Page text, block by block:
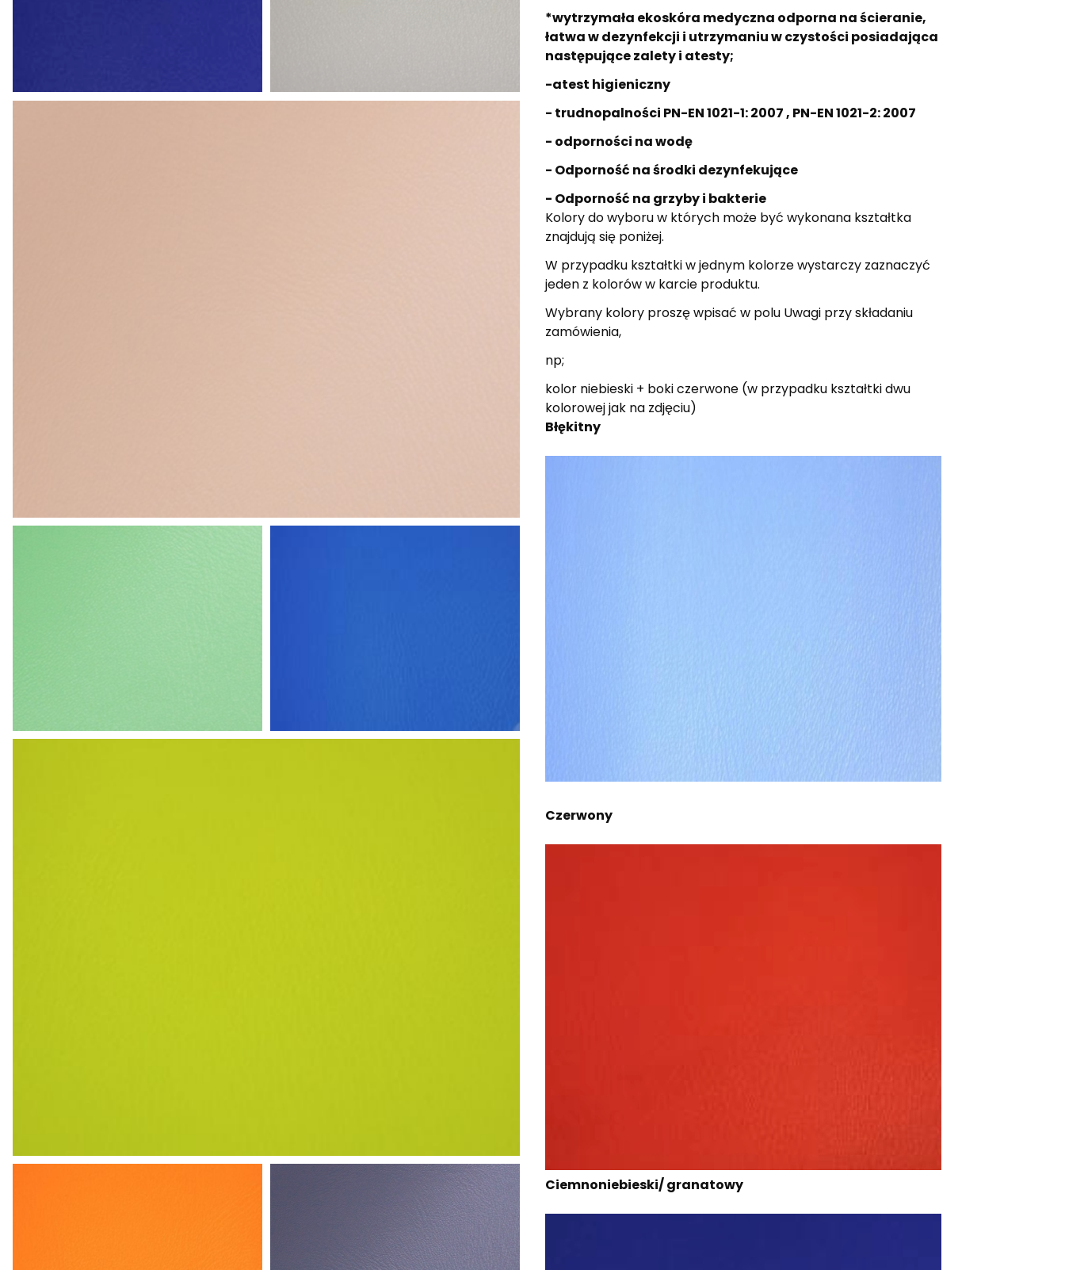
*wytrzymała ekoskóra medyczna odporna na ścieranie,
łatwa w dezynfekcji i utrzymaniu w czystości posiadająca
następujące zalety i atesty;
-atest higieniczny
- trudnopalności PN-EN 1021-1: 2007 , PN-EN 1021-2: 2007
- odporności na wodę
- Odporność na środki dezynfekujące
- Odporność na grzyby i bakterie
Kolory do wyboru w których może być wykonana kształtka
znajdują się poniżej.
W przypadku kształtki w jednym kolorze wystarczy zaznaczyć
jeden z kolorów w karcie produktu.
Wybrany kolory proszę wpisać w polu Uwagi przy składaniu
zamówienia,
np;
kolor niebieski + boki czerwone (w przypadku kształtki dwu
kolorowej jak na zdjęciu)
Błękitny
Czerwony
Ciemnoniebieski/ granatowy